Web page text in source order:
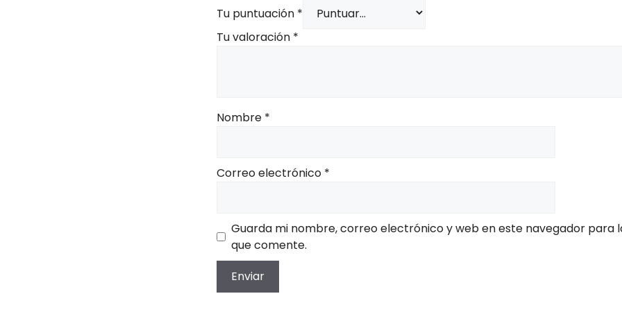
Tu puntuación *
Tu valoración *
Nombre *
Correo electrónico *
Guarda mi nombre, correo electrónico y web en este navegador para
que comente.